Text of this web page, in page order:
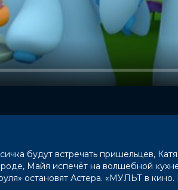
будут встречать пришельцев,
Майя испечёт на волшебной
остановят Астера. «МУЛЬТ в